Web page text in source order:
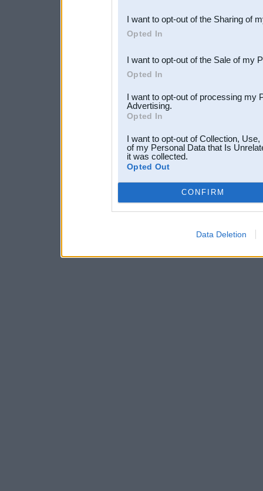
Downstream Participants
third parties.
I want to opt-out of the Sharing of
Opted In
I want to opt-out of the Sale of my
Opted In
I want to opt-out of processing my
Advertising.
Opted In
I want to opt-out of Collection,
of my Personal Data that Is
it was collected.
Opted Out
CONFIRM
Data Deletion